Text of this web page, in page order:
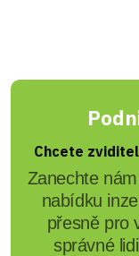
Chcete
Zanechte
nabídku
přesně pro
správné